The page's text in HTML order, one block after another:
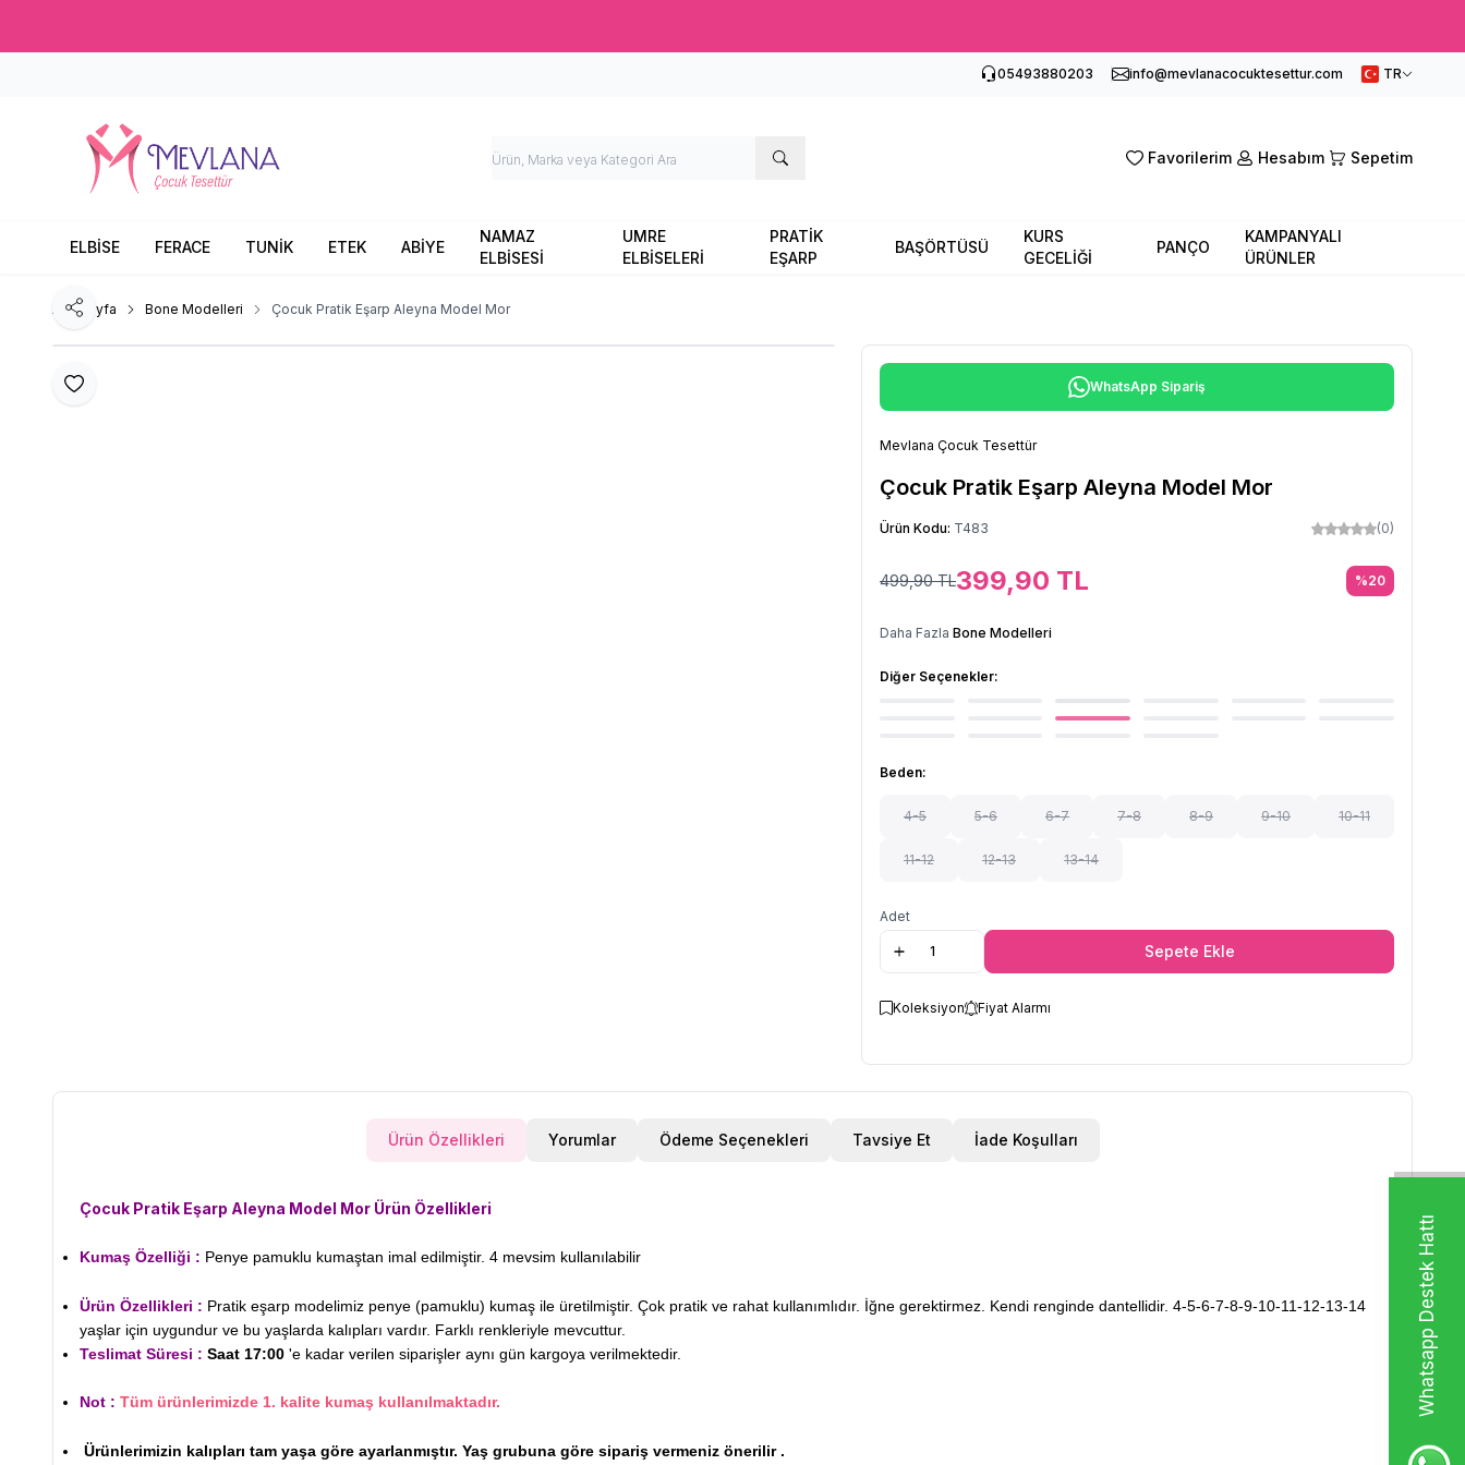
Whatsapp Destek Hattı
05493880203 info@mevlanacocuktesettur.com TR
Favorilerim Hesabım Sepetim
ELBİSE FERACE TUNİK ETEK ABİYE
NAMAZ
ELBİSESİ
UMRE
ELBİSELERİ
PRATİK
EŞARP
BAŞÖRTÜSÜ
KURS
GECELİĞİ
PANÇO
KAMPANYALI
ÜRÜNLER
Ana Sayfa Bone Modelleri Çocuk Pratik Eşarp Aleyna Model Mor
Favoriye Ekle
Paylaş
WhatsApp Sipariş
Mevlana Çocuk Tesettür
Çocuk Pratik Eşarp Aleyna Model Mor
Ürün Kodu: T483 (0)
499,90TL399,90 TL %20
Daha Fazla Bone Modelleri
Diğer Seçenekler:
Beden:
4-5 5-6 6-7 7-8 8-9 9-10 10-11
11-12 12-13 13-14
Adet
Sepete Ekle
Koleksiyon Fiyat Alarmı
Ürün Özellikleri Yorumlar Ödeme Seçenekleri Tavsiye Et İade Koşulları
Çocuk Pratik Eşarp Aleyna Model Mor Ürün Özellikleri
Kumaş Özelliği : Penye pamuklu kumaştan imal edilmiştir. 4 mevsim kullanılabilir
Ürün Özellikleri : Pratik eşarp modelimiz penye (pamuklu) kumaş ile üretilmiştir. Çok pratik ve rahat kullanımlıdır. İğne gerektirmez. Kendi renginde dantellidir. 4-5-6-7-8-9-10-11-12-13-14
yaşlar için uygundur ve bu yaşlarda kalıpları vardır. Farklı renkleriyle mevcuttur.
Teslimat Süresi : Saat 17:00 'e kadar verilen siparişler aynı gün kargoya verilmektedir.
Not : Tüm ürünlerimizde 1. kalite kumaş kullanılmaktadır.
Ürünlerimizin kalıpları tam yaşa göre ayarlanmıştır. Yaş grubuna göre sipariş vermeniz önerilir .